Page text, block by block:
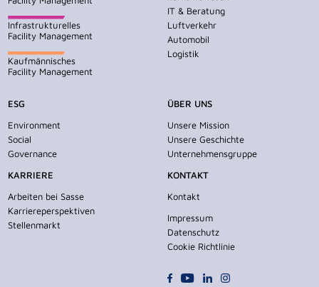
Infrastrukturelles
Facility Management
Kaufmännisches
Facility Management
IT & Beratung
Luftverkehr
Automobil
Logistik
ESG
Environment
Social
Governance
KARRIERE
Arbeiten bei Sasse
Karriereperspektiven
Stellenmarkt
ÜBER UNS
Unsere Mission
Unsere Geschichte
Unternehmensgruppe
KONTAKT
Kontakt
Impressum
Datenschutz
Cookie Richtlinie